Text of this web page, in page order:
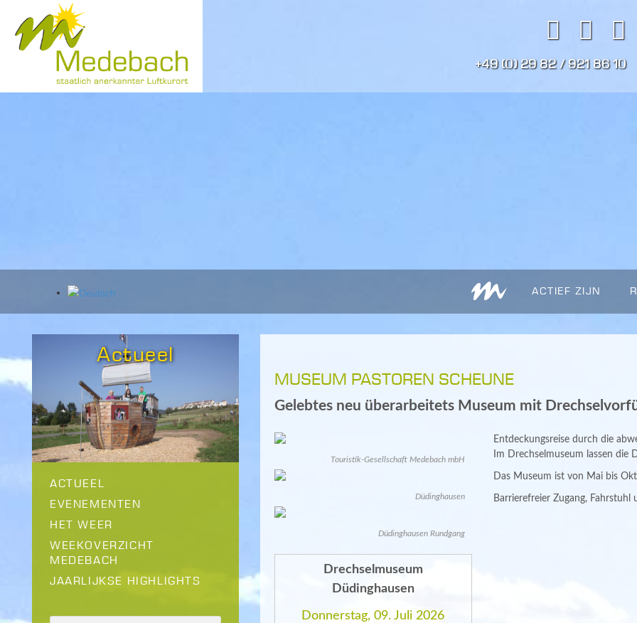
+49 (0) 29 82 / 921 86 10
ACTIEF ZIJN
Actueel
ACTUEEL
EVENEMENTEN
HET WEER
WEEKOVERZICHT
MEDEBACH
JAARLIJKSE HIGHLIGHTS
MUSEUM PASTOREN SCHEUNE
Gelebtes neu überarbeitets Museum mit
Touristik-Gesellschaft Medebach mbH
Düdinghausen
Düdinghausen Rundgang
Drechselmuseum
Düdinghausen
Donnerstag, 09. Juli 2026
Entdeckungsreise durch die
Im Drechselmuseum lassen die
Das Museum ist von Mai bis
Barrierefreier Zugang, Fahrstuhl